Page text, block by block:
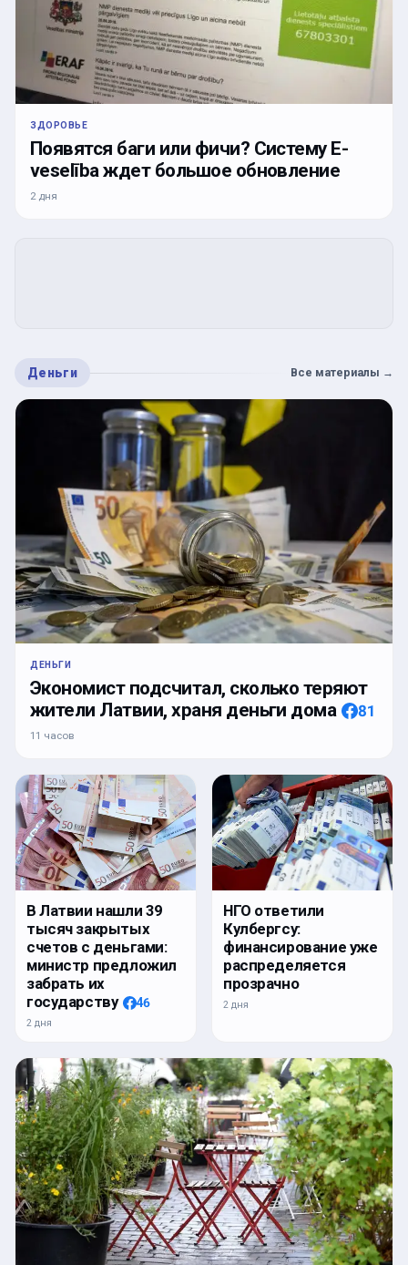
ЗДОРОВЬЕ
Появятся баги или фичи? Систему E-
veselība ждет большое обновление
2 дня
Деньги Все материалы →
ДЕНЬГИ
Экономист подсчитал, сколько теряют
жители Латвии, храня деньги дома
81
11 часов
В Латвии нашли 39
тысяч закрытых
счетов с деньгами:
министр предложил
забрать их
государству
46
2 дня
НГО ответили
Кулбергсу:
финансирование уже
распределяется
прозрачно
2 дня